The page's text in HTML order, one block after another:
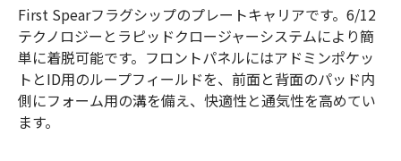
気道管理
(Airway)
呼吸管理
(Respiration)
循環管理
(Circulation)
低体温防止
オーストリッチ熊対策カタログ
オーストリッチ防犯カタログ
ダマスカス製品カタログ（日本語版）
総合カタログ掲載のお知らせ
会社概要
アクセス
主な納入実績
採用情報
採用情報（外部サイトに移動します）
First Spearフラグシップのプレートキャリアです。6/12
テクノロジーとラピッドクロージャーシステムにより簡
単に着脱可能です。フロントパネルにはアドミンポケッ
トとID用のループフィールドを、前面と背面のパッド内
側にフォーム用の溝を備え、快適性と通気性を高めてい
ます。